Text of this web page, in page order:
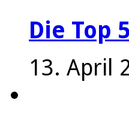
Die Top
13. April